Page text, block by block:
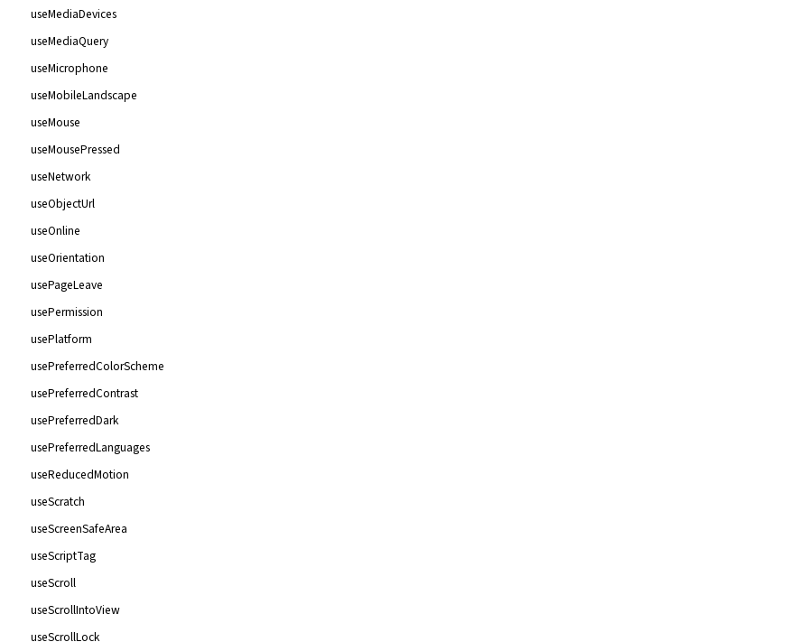
useMediaDevices
useMediaQuery
useMicrophone
useMobileLandscape
useMouse
useMousePressed
useNetwork
useObjectUrl
useOnline
useOrientation
usePageLeave
usePermission
usePlatform
usePreferredColorScheme
usePreferredContrast
usePreferredDark
usePreferredLanguages
useReducedMotion
useScratch
useScreenSafeArea
useScriptTag
useScroll
useScrollIntoView
useScrollLock